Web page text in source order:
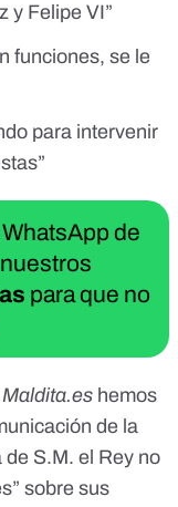
y Felipe VI”
funciones, se le
para intervenir
de
para que no
Maldita.es hemos
de la
de S.M. el Rey no
sobre sus